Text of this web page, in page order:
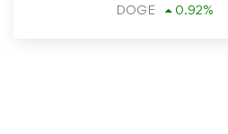
DOGE 0.92%